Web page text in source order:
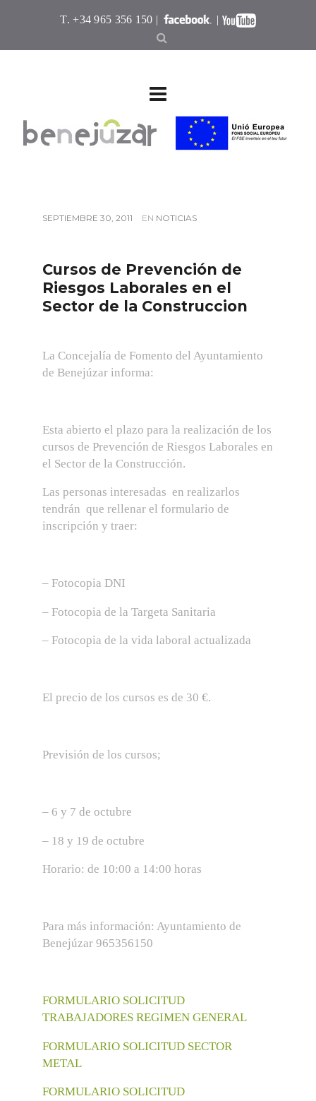
T. +34 965 356 150 | |
SEPTIEMBRE 30, 2011 EN NOTICIAS
Cursos de Prevención de
Riesgos Laborales en el
Sector de la Construccion
La Concejalía de Fomento del Ayuntamiento
de Benejúzar informa:
Esta abierto el plazo para la realización de los
cursos de Prevención de Riesgos Laborales en
el Sector de la Construcción.
Las personas interesadas en realizarlos
tendrán que rellenar el formulario de
inscripción y traer:
– Fotocopia DNI
– Fotocopia de la Targeta Sanitaria
– Fotocopia de la vida laboral actualizada
El precio de los cursos es de 30 €.
Previsión de los cursos;
– 6 y 7 de octubre
– 18 y 19 de octubre
Horario: de 10:00 a 14:00 horas
Para más información: Ayuntamiento de
Benejúzar 965356150
FORMULARIO SOLICITUD
TRABAJADORES REGIMEN GENERAL
FORMULARIO SOLICITUD SECTOR
METAL
FORMULARIO SOLICITUD